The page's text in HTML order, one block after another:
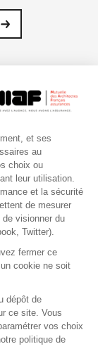
et ses
au
choix ou
leur utilisation.
et la sécurité
de mesurer
de visionner du
Twitter).
fermer ce
cookie ne soit
dépôt de
ce site. Vous
vos choix
politique de
cookies